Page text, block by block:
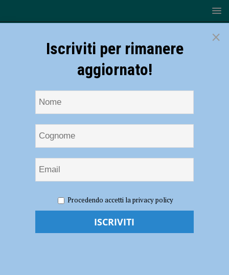
Giardino: “Perché non installare telecamere di sorveglianza?”
Via Marinai d’Italia, Giardino: “Perché non
×
Iscriviti per rimanere
aggiornato!
Procedendo accetti la privacy policy